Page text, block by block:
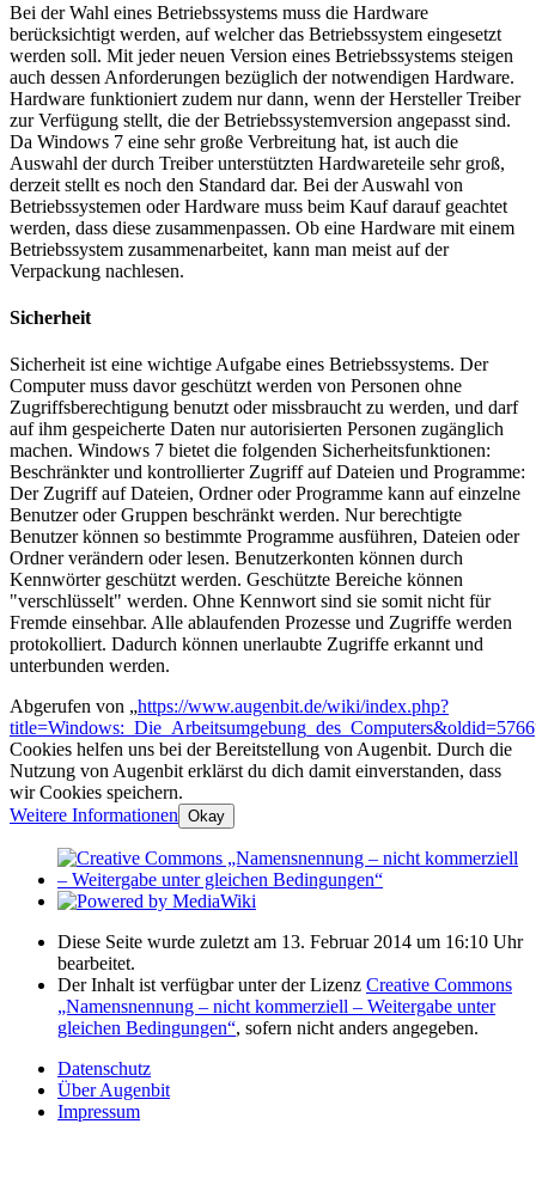
Bei der Wahl eines Betriebssystems muss die Hardware
berücksichtigt werden, auf welcher das Betriebssystem eingesetzt
werden soll. Mit jeder neuen Version eines Betriebssystems steigen
auch dessen Anforderungen bezüglich der notwendigen Hardware.
Hardware funktioniert zudem nur dann, wenn der Hersteller Treiber
zur Verfügung stellt, die der Betriebssystemversion angepasst sind.
Da Windows 7 eine sehr große Verbreitung hat, ist auch die
Auswahl der durch Treiber unterstützten Hardwareteile sehr groß,
derzeit stellt es noch den Standard dar. Bei der Auswahl von
Betriebssystemen oder Hardware muss beim Kauf darauf geachtet
werden, dass diese zusammenpassen. Ob eine Hardware mit einem
Betriebssystem zusammenarbeitet, kann man meist auf der
Verpackung nachlesen.
Sicherheit
Sicherheit ist eine wichtige Aufgabe eines Betriebssystems. Der
Computer muss davor geschützt werden von Personen ohne
Zugriffsberechtigung benutzt oder missbraucht zu werden, und darf
auf ihm gespeicherte Daten nur autorisierten Personen zugänglich
machen. Windows 7 bietet die folgenden Sicherheitsfunktionen:
Beschränkter und kontrollierter Zugriff auf Dateien und Programme:
Der Zugriff auf Dateien, Ordner oder Programme kann auf einzelne
Benutzer oder Gruppen beschränkt werden. Nur berechtigte
Benutzer können so bestimmte Programme ausführen, Dateien oder
Ordner verändern oder lesen. Benutzerkonten können durch
Kennwörter geschützt werden. Geschützte Bereiche können
"verschlüsselt" werden. Ohne Kennwort sind sie somit nicht für
Fremde einsehbar. Alle ablaufenden Prozesse und Zugriffe werden
protokolliert. Dadurch können unerlaubte Zugriffe erkannt und
unterbunden werden.
Abgerufen von „https://www.augenbit.de/wiki/index.php?
title=Windows:_Die_Arbeitsumgebung_des_Computers&oldid=5766
Cookies helfen uns bei der Bereitstellung von Augenbit. Durch die
Nutzung von Augenbit erklärst du dich damit einverstanden, dass
wir Cookies speichern.
Weitere Informationen Okay
Diese Seite wurde zuletzt am 13. Februar 2014 um 16:10 Uhr
bearbeitet.
Der Inhalt ist verfügbar unter der Lizenz Creative Commons
„Namensnennung – nicht kommerziell – Weitergabe unter
gleichen Bedingungen“, sofern nicht anders angegeben.
Datenschutz
Über Augenbit
Impressum